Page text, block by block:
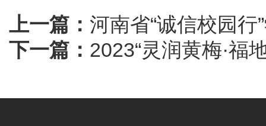
上一篇： 河南省“诚信校园
下一篇： 2023“灵润黄梅·福